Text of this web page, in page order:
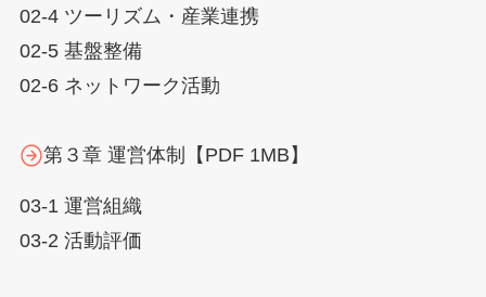
02-4 ツーリズム・産業連携
02-5 基盤整備
02-6 ネットワーク活動
第３章 運営体制【PDF 1MB】
03-1 運営組織
03-2 活動評価